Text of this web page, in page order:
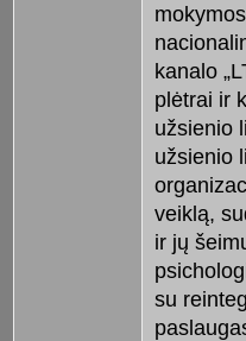
kanalo
plėtrai ir
užsienio
užsienio
veiklą,
ir jų
su